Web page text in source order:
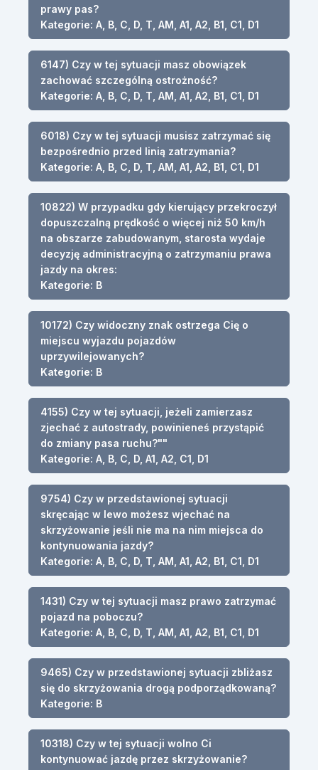
prawy pas?
Kategorie: A, B, C, D, T, AM, A1, A2, B1, C1, D1
6147) Czy w tej sytuacji masz obowiązek
zachować szczególną ostrożność?
Kategorie: A, B, C, D, T, AM, A1, A2, B1, C1, D1
6018) Czy w tej sytuacji musisz zatrzymać się
bezpośrednio przed linią zatrzymania?
Kategorie: A, B, C, D, T, AM, A1, A2, B1, C1, D1
10822) W przypadku gdy kierujący przekroczył
dopuszczalną prędkość o więcej niż 50 km/h
na obszarze zabudowanym, starosta wydaje
decyzję administracyjną o zatrzymaniu prawa
jazdy na okres:
Kategorie: B
10172) Czy widoczny znak ostrzega Cię o
miejscu wyjazdu pojazdów
uprzywilejowanych?
Kategorie: B
4155) Czy w tej sytuacji, jeżeli zamierzasz
zjechać z autostrady, powinieneś przystąpić
do zmiany pasa ruchu?""
Kategorie: A, B, C, D, A1, A2, C1, D1
9754) Czy w przedstawionej sytuacji
skręcając w lewo możesz wjechać na
skrzyżowanie jeśli nie ma na nim miejsca do
kontynuowania jazdy?
Kategorie: A, B, C, D, T, AM, A1, A2, B1, C1, D1
1431) Czy w tej sytuacji masz prawo zatrzymać
pojazd na poboczu?
Kategorie: A, B, C, D, T, AM, A1, A2, B1, C1, D1
9465) Czy w przedstawionej sytuacji zbliżasz
się do skrzyżowania drogą podporządkowaną?
Kategorie: B
10318) Czy w tej sytuacji wolno Ci
kontynuować jazdę przez skrzyżowanie?